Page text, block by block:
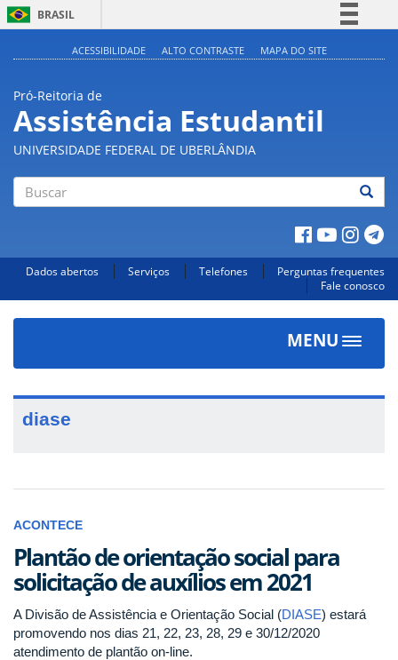
BRASIL
Acesso à informação
Legislação
Canais
ACESSIBILIDADE ALTO CONTRASTE MAPA DO SITE
Pró-Reitoria de
Assistência Estudantil
UNIVERSIDADE FEDERAL DE UBERLÂNDIA
Dados abertos Serviços Telefones
Perguntas frequentes
Fale conosco
MENU
Toggle
diase
ACONTECE
Plantão de orientação social para
solicitação de auxílios em 2021
A Divisão de Assistência e Orientação Social (DIASE) estará
promovendo nos dias 21, 22, 23, 28, 29 e 30/12/2020
atendimento de plantão on-line.